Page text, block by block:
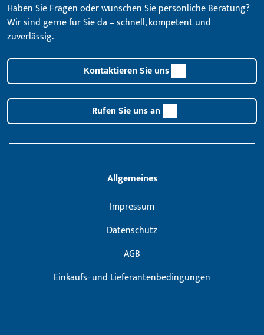
Haben Sie Fragen oder wünschen Sie persönliche Beratung?
Wir sind gerne für Sie da – schnell, kompetent und
zuverlässig.
Kontaktieren Sie uns
Rufen Sie uns an
Allgemeines
Impressum
Datenschutz
AGB
Einkaufs- und Lieferantenbedingungen